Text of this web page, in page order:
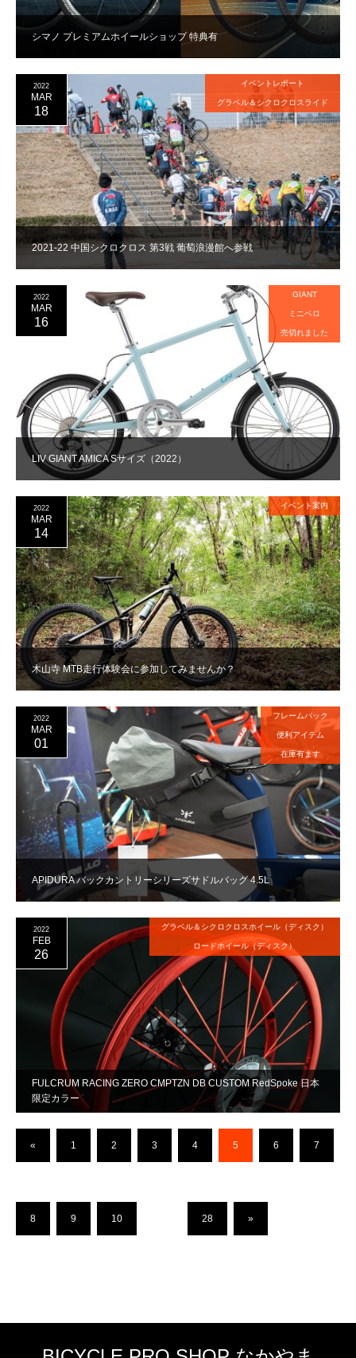
シマノ プレミアムホイールショップ 特典有
2021-22 中国シクロクロス 第3戦 葡萄浪漫館へ参戦
2022
MAR
18
イベントレポート
グラベル＆シクロクロスライド
LIV GIANT AMICA Sサイズ（2022）
2022
MAR
16
GIANT
ミニベロ
売切れました
木山寺 MTB走行体験会に参加してみませんか？
2022
MAR
14
イベント案内
APIDURA バックカントリーシリーズサドルバッグ 4.5L
2022
MAR
01
フレームバック
便利アイテム
在庫有ます
FULCRUM RACING ZERO CMPTZN DB CUSTOM RedSpoke 日本
限定カラー
2022
FEB
26
グラベル＆シクロクロスホイール（ディスク）
ロードホイール（ディスク）
« 1 2 3 4 5 6 7
8 9 10 28 »